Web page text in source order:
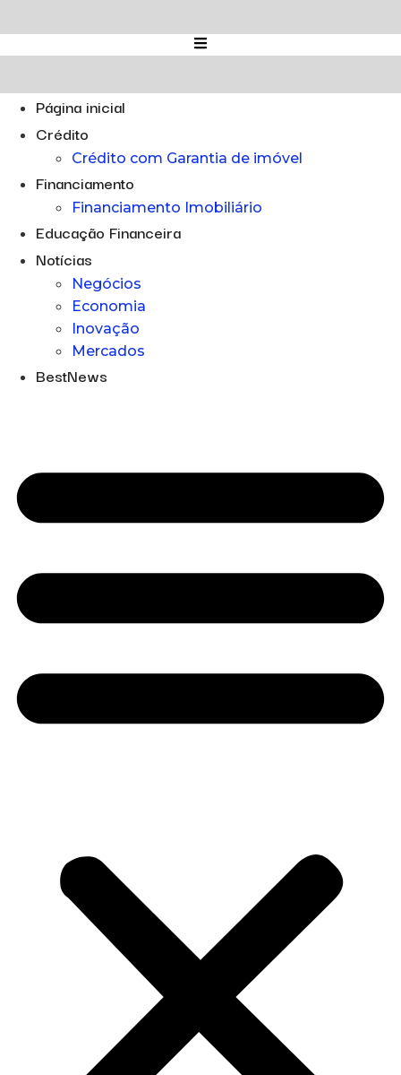
para
o
Página inicial
Crédito
Crédito com Garantia de imóvel
Financiamento
Financiamento Imobiliário
Educação Financeira
Notícias
Negócios
Economia
Inovação
Mercados
BestNews